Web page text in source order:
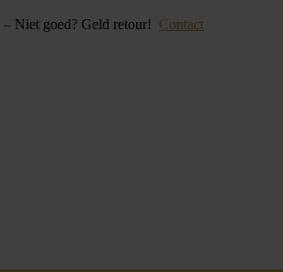
– Niet goed? Geld retour! Contact